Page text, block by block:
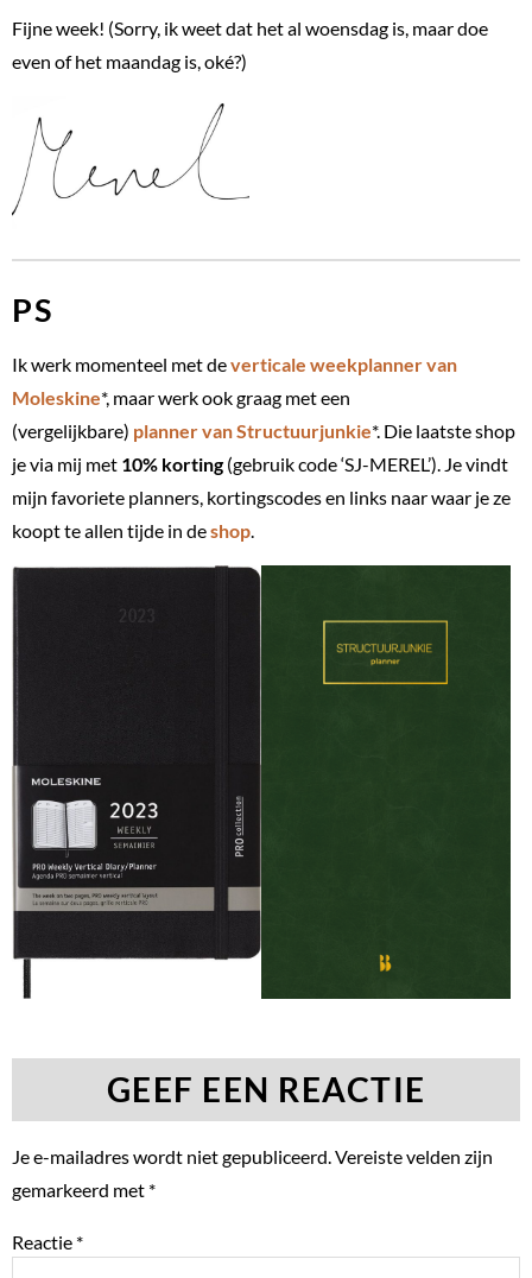
Fijne week! (Sorry, ik weet dat het al woensdag is, maar doe
even of het maandag is, oké?)
PS
Ik werk momenteel met deverticale weekplanner van
Moleskine*, maar werk ook graag met een
(vergelijkbare) planner van Structuurjunkie*. Die laatste shop
je via mij met 10% korting(gebruik code ‘SJ-MEREL’). Je vindt
mijn favoriete planners, kortingscodes en links naar waar je ze
koopt te allen tijde in deshop.
GEEF EEN REACTIE
Je e-mailadres wordt niet gepubliceerd.Vereiste velden zijn
gemarkeerd met *
Reactie *